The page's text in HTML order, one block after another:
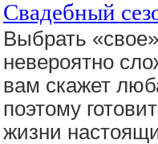
Свадебный
Выбрать
невероятно
вам скажет
поэтому
жизни